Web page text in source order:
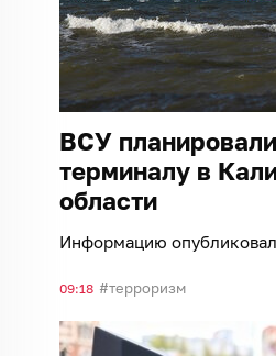
ВСУ
терминалу в
области
Информацию
09:18 терроризм